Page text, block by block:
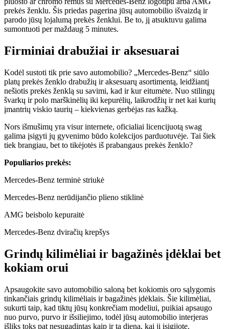
prekės ženklu. Šis priedas pagerina jūsų automobilio išvaizdą ir
parodo jūsų lojalumą prekės ženklui. Be to, jį atsuktuvu galima
sumontuoti per maždaug 5 minutes.
Firminiai drabužiai ir aksesuarai
Kodėl sustoti tik prie savo automobilio? „Mercedes-Benz“ siūlo
platų prekės ženklo drabužių ir aksesuarų asortimentą, leidžiantį
nešiotis prekės ženklą su savimi, kad ir kur eitumėte. Nuo stilingų
švarkų ir polo marškinėlių iki kepurėlių, laikrodžių ir net kai kurių
įmantrių viskio taurių – kiekvienas gerbėjas ras kažką.
Nors išmušimų yra visur internete, oficialiai licencijuotą swag
galima įsigyti jų gyvenimo būdo kolekcijos parduotuvėje. Tai šiek
tiek brangiau, bet to tikėjotės iš prabangaus prekės ženklo?
Populiarios prekės:
Mercedes-Benz terminė striukė
Mercedes-Benz nerūdijančio plieno stiklinė
AMG beisbolo kepuraitė
Mercedes-Benz dviračių krepšys
Grindų kilimėliai ir bagažinės įdėklai bet
kokiam orui
Apsaugokite savo automobilio saloną bet kokiomis oro sąlygomis
tinkančiais grindų kilimėliais ir bagažinės įdėklais. Šie kilimėliai,
sukurti taip, kad tiktų jūsų konkrečiam modeliui, puikiai apsaugo
nuo purvo, purvo ir išsiliejimo, todėl jūsų automobilio interjeras
išliks toks pat nesugadintas kaip ir tą dieną, kai jį įsigijote.